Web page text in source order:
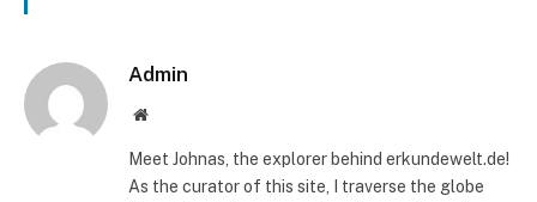
Admin
Website
Meet Johnas, the explorer behind erkundewelt.de!
As the curator of this site, I traverse the globe